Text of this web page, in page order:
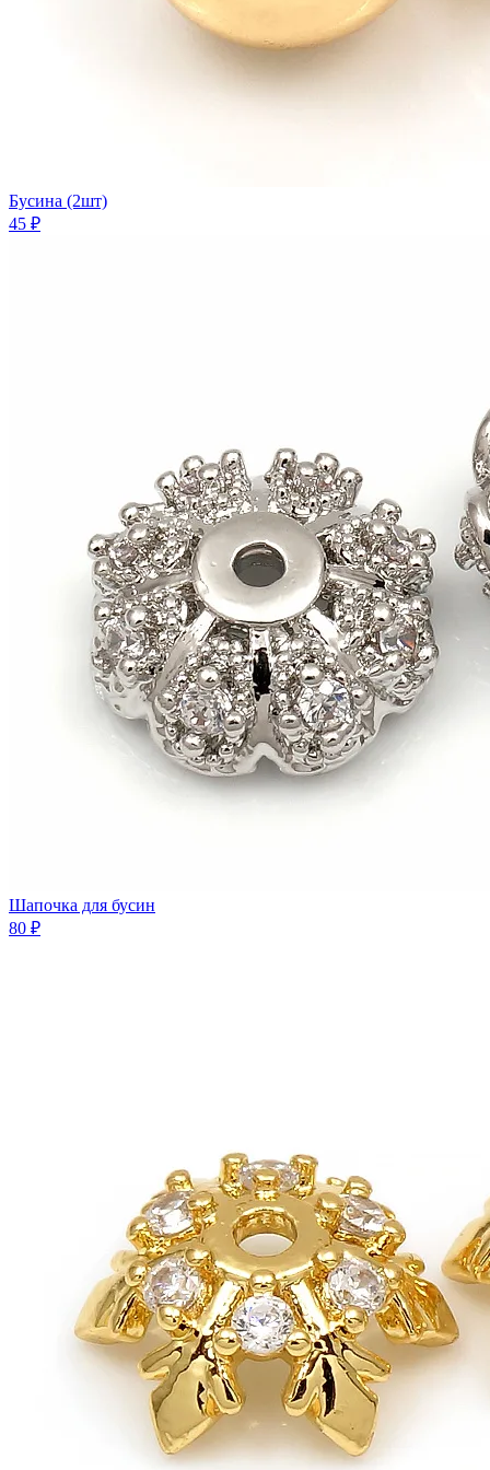
Бусина (2шт)
45 ₽
Шaпочка для бусин
80 ₽